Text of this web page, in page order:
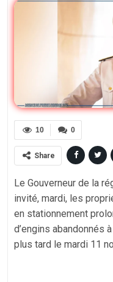
0
10
Share
Le Gouverneur de la
invité, mardi, les
en stationnement
d’engins abandonnés
plus tard le mardi 11